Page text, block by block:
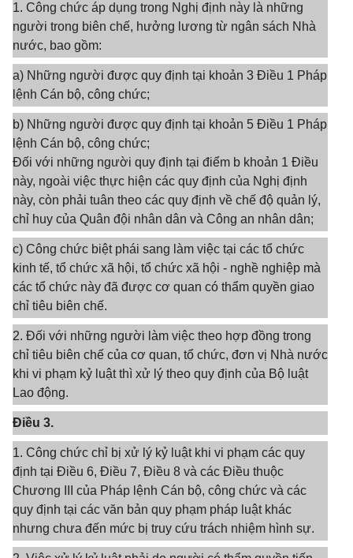
1. Công chức áp dụng trong Nghị định này là những
người trong biên chế, hưởng lương từ ngân sách Nhà
nước, bao gồm:
a) Những người được quy định tại khoản 3 Điều 1 Pháp
lệnh Cán bộ, công chức;
b) Những người được quy định tại khoản 5 Điều 1 Pháp
lệnh Cán bộ, công chức;
Đối với những người quy định tại điểm b khoản 1 Điều
này, ngoài việc thực hiện các quy định của Nghị định
này, còn phải tuân theo các quy định về chế độ quản lý,
chỉ huy của Quân đội nhân dân và Công an nhân dân;
c) Công chức biệt phái sang làm việc tại các tổ chức
kinh tế, tổ chức xã hội, tổ chức xã hội - nghề nghiệp mà
các tổ chức này đã được cơ quan có thẩm quyền giao
chỉ tiêu biên chế.
2. Đối với những người làm việc theo hợp đồng trong
chỉ tiêu biên chế của cơ quan, tổ chức, đơn vị Nhà nước
khi vi phạm kỷ luật thì xử lý theo quy định của Bộ luật
Lao động.
Điều 3.
1. Công chức chỉ bị xử lý kỷ luật khi vi phạm các quy
định tại Điều 6, Điều 7, Điều 8 và các Điều thuộc
Chương III của Pháp lệnh Cán bộ, công chức và các
quy định tại các văn bản quy phạm pháp luật khác
nhưng chưa đến mức bị truy cứu trách nhiệm hình sự.